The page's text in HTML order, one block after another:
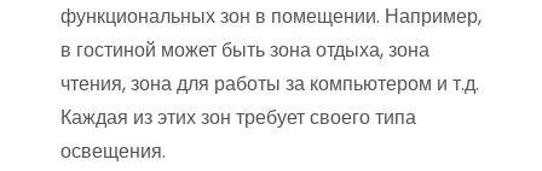
функциональных зон в помещении. Например,
в гостиной может быть зона отдыха, зона
чтения, зона для работы за компьютером и т.д.
Каждая из этих зон требует своего типа
освещения.